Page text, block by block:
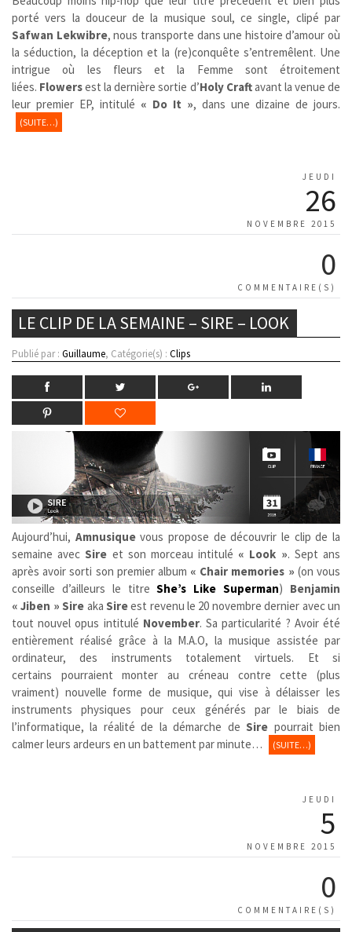
porté vers la douceur de la musique soul, ce single, clipé par
Safwan Lekwibre, nous transporte dans une histoire d’amour où
la séduction, la déception et la (re)conquête s’entremêlent. Une
intrigue où les fleurs et la Femme sont étroitement
liées. Flowersest la dernière sortie d’Holy Craftavant la venue de
leur premier EP, intitulé « Do It », dans une dizaine de jours.
(SUITE…)
JEUDI
26
NOVEMBRE 2015
0
COMMENTAIRE(S)
LE CLIP DE LA SEMAINE – SIRE – LOOK
Publié par : Guillaume, Catégorie(s) : Clips
Aujourd’hui, Amnusiquevous propose de découvrir le clip de la
semaine avecSire et son morceau intitulé « Look ». Sept ans
après avoir sorti son premier album « Chair memories » (on vous
conseille d’ailleurs le titre She’s Like Superman) Benjamin
« Jiben » Sire aka Sireest revenu le 20 novembre dernier avec un
tout nouvel opus intitulé November. Sa particularité ? Avoir été
entièrement réalisé grâce à la M.A.O, la musique assistée par
ordinateur, des instruments totalement virtuels. Et si
certains pourraient monter au créneau contre cette (plus
vraiment) nouvelle forme de musique, qui vise à délaisser les
instruments physiques pour ceux générés par le biais de
l’informatique, la réalité de la démarche deSire pourrait bien
calmer leurs ardeurs en un battement par minute…
(SUITE…)
JEUDI
5
NOVEMBRE 2015
0
COMMENTAIRE(S)